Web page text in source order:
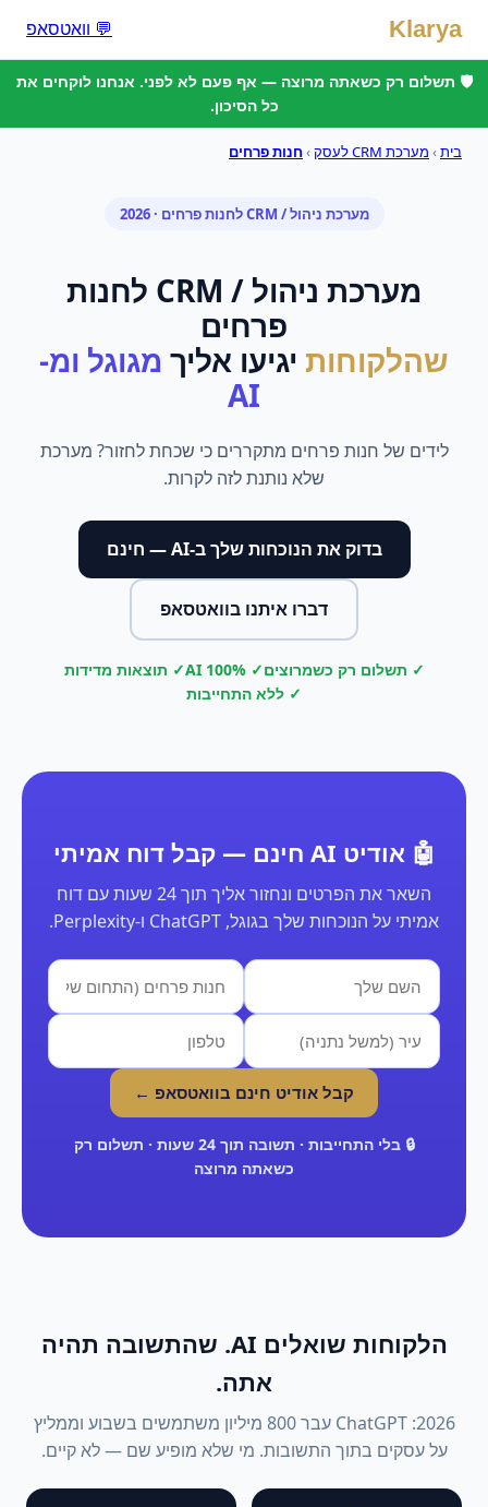
Klarya 💬 וואטסאפ
🛡️ תשלום רק כשאתה מרוצה — אף פעם לא לפני. אנחנו לוקחים את
כל הסיכון.
בית› מערכת CRM לעסק › חנות פרחים
מערכת ניהול / CRM לחנות פרחים · 2026
מערכת ניהול / CRM לחנות
פרחים
שהלקוחות יגיעו אליך מגוגל ומ-
AI
לידים של חנות פרחים מתקררים כי שכחת לחזור? מערכת
שלא נותנת לזה לקרות.
בדוק את הנוכחות שלך ב-AI — חינם
דברו איתנו בוואטסאפ
✓ תשלום רק כשמרוצים✓ 100% AI
✓ תוצאות מדידות
✓ ללא התחייבות
🤖 אודיט AI חינם — קבל דוח אמיתי
השאר את הפרטים ונחזור אליך תוך 24 שעות עם דוח
אמיתי על הנוכחות שלך בגוגל, ChatGPT ו-Perplexity.
קבל אודיט חינם בוואטסאפ ←
🔒 בלי התחייבות · תשובה תוך 24 שעות · תשלום רק
כשאתה מרוצה
הלקוחות שואלים AI. שהתשובה תהיה
אתה.
2026: ChatGPT עבר 800 מיליון משתמשים בשבוע וממליץ
על עסקים בתוך התשובות. מי שלא מופיע שם — לא קיים.